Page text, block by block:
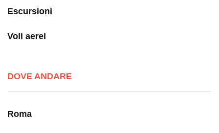
Escursioni
Voli aerei
DOVE ANDARE
Roma